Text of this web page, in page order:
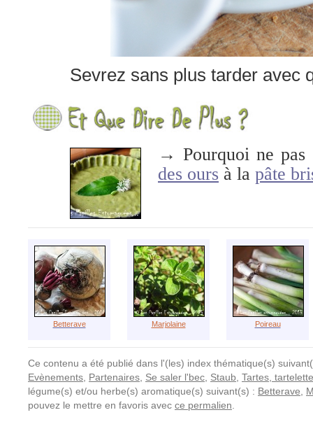
Sevrez sans plus tarder avec
→ Pourquoi ne
des ours à la pâte
Betterave Marjolaine Poireau
Ce contenu a été publié dans l'(les) index thématique(s)
Evènements Partenaires Se saler l'bec Staub Tartes,
légume(s) et/ou herbe(s) aromatique(s) suivant(s) : Betterave
pouvez le mettre en favoris avec ce permalien